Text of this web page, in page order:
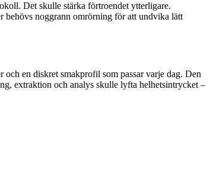
Det skulle stärka förtroendet ytterligare.
behövs noggrann omrörning för att undvika lätt
en diskret smakprofil som passar varje dag. Den
extraktion och analys skulle lyfta helhetsintrycket –